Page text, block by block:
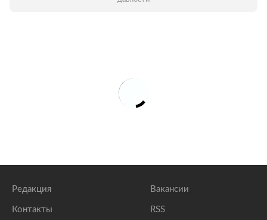
Редакция
Контакты
Вакансии
RSS